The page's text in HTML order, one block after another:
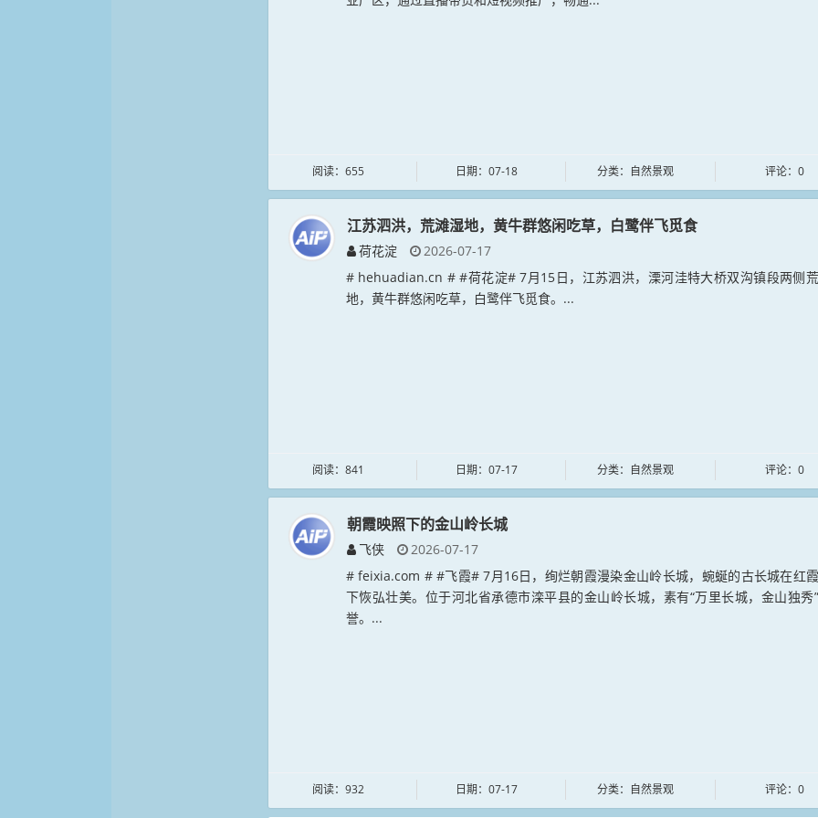
阅读：655 日期：07-18 分类：自然景观 评论：0
江苏泗洪，荒滩湿地，黄牛群悠闲吃草，白鹭伴飞觅食
荷花淀
2026-07-17
# hehuadian.cn # #荷花淀# 7月15日，江苏泗洪，溧河洼特大桥双沟镇段两侧
地，黄牛群悠闲吃草，白鹭伴飞觅食。...
阅读：841 日期：07-17 分类：自然景观 评论：0
朝霞映照下的金山岭长城
飞侠
2026-07-17
# feixia.com # #飞霞# 7月16日，绚烂朝霞漫染金山岭长城，蜿蜒的古长城在红
下恢弘壮美。位于河北省承德市滦平县的金山岭长城，素有“万里长城，金山独秀
誉。...
阅读：932 日期：07-17 分类：自然景观 评论：0